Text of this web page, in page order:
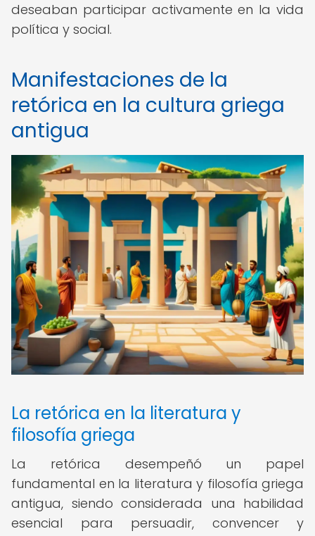
deseaban participar activamente en la vida
política y social.
Manifestaciones de la
retórica en la cultura griega
antigua
La retórica en la literatura y
filosofía griega
La retórica desempeñó un papel
fundamental en la literatura y filosofía griega
antigua, siendo considerada una habilidad
esencial para persuadir, convencer y